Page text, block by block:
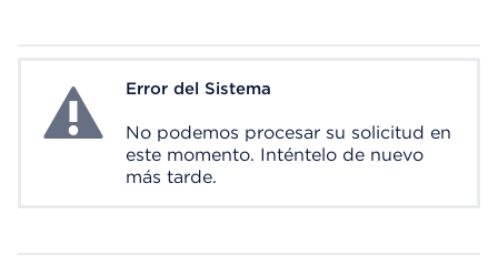
System ErrorError del Sistema
No podemos procesar su solicitud en
este momento. Inténtelo de nuevo
más tarde.